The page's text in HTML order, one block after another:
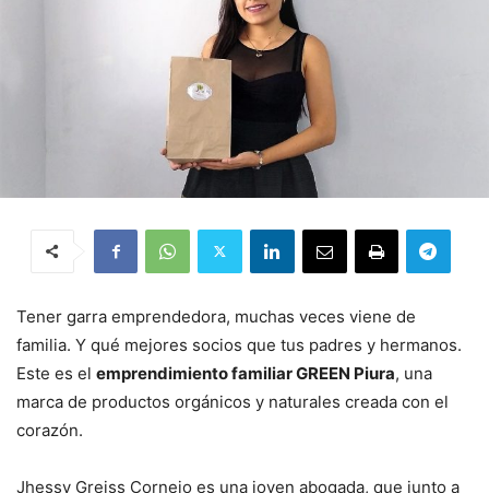
Tener garra emprendedora, muchas veces viene de
familia. Y qué mejores socios que tus padres y hermanos.
Este es el emprendimiento familiar GREEN Piura, una
marca de productos orgánicos y naturales creada con el
corazón.
Jhessy Greiss Cornejo es una joven abogada, que junto a